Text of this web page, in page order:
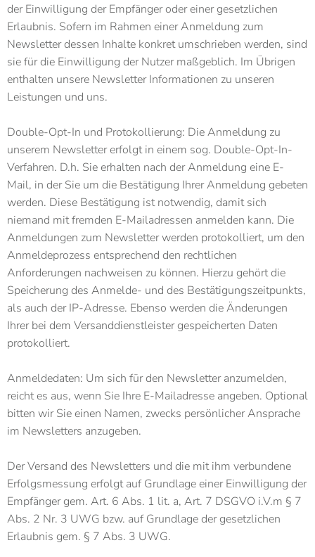
der Einwilligung der Empfänger oder einer gesetzlichen
Erlaubnis. Sofern im Rahmen einer Anmeldung zum
Newsletter dessen Inhalte konkret umschrieben werden, sind
sie für die Einwilligung der Nutzer maßgeblich. Im Übrigen
enthalten unsere Newsletter Informationen zu unseren
Leistungen und uns.
Double-Opt-In und Protokollierung: Die Anmeldung zu
unserem Newsletter erfolgt in einem sog. Double-Opt-In-
Verfahren. D.h. Sie erhalten nach der Anmeldung eine E-
Mail, in der Sie um die Bestätigung Ihrer Anmeldung gebeten
werden. Diese Bestätigung ist notwendig, damit sich
niemand mit fremden E-Mailadressen anmelden kann. Die
Anmeldungen zum Newsletter werden protokolliert, um den
Anmeldeprozess entsprechend den rechtlichen
Anforderungen nachweisen zu können. Hierzu gehört die
Speicherung des Anmelde- und des Bestätigungszeitpunkts,
als auch der IP-Adresse. Ebenso werden die Änderungen
Ihrer bei dem Versanddienstleister gespeicherten Daten
protokolliert.
Anmeldedaten: Um sich für den Newsletter anzumelden,
reicht es aus, wenn Sie Ihre E-Mailadresse angeben. Optional
bitten wir Sie einen Namen, zwecks persönlicher Ansprache
im Newsletters anzugeben.
Der Versand des Newsletters und die mit ihm verbundene
Erfolgsmessung erfolgt auf Grundlage einer Einwilligung der
Empfänger gem. Art. 6 Abs. 1 lit. a, Art. 7 DSGVO i.V.m § 7
Abs. 2 Nr. 3 UWG bzw. auf Grundlage der gesetzlichen
Erlaubnis gem. § 7 Abs. 3 UWG.